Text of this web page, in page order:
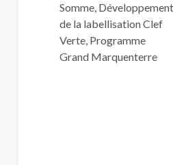
Somme, Développement
de la labellisation Clef
Verte, Programme
Grand Marquenterre